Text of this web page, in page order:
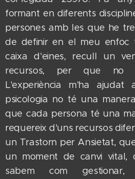
formant en diferents
persones amb les que he
de definir en el meu enfoc
caixa d'eines, recull un
recursos, per que no
L'experiència m'ha
psicologia no té una
que cada persona té una
requereix d'uns recursos
un Trastorn per Ansietat,
un moment de canvi
sabem com gestionar,